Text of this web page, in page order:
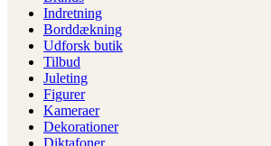
Indretning
Borddækning
Udforsk butik
Tilbud
Juleting
Figurer
Kameraer
Dekorationer
Diktafoner